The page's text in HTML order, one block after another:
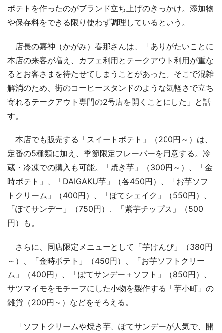
ポテトを作ったのがブランド立ち上げのきっかけ。添加物
や保存料をできる限り使わず調理しているという。
店長の嘉神（かがみ）春那さんは、「ありがたいことに
本店の来客が増え、カフェ利用とテークアウト利用が重な
るとお客さまを待たせてしまうことがあった。そこで混雑
解消のため、街のコーヒースタンドのような気軽さで立ち
寄れるテークアウト専門の2号店を開くことにした」と話
す。
本店でも販売する「スイートポテト」（200円～）は、
定番の5種類に加え、季節限定フレーバーを用意する。冷
蔵・冷凍での購入も可能。「焼き芋」（300円～）、「金
時ポテト」、「DAIGAKU芋」（各450円）、「お芋ソフ
トクリーム」（400円）、「ぽてシェイク」（550円）、
「ぽてサンデー」（750円）、「紫芋チップス」（500
円）も。
さらに、同店限定メニューとして「芋けんぴ」（380円
～）、「金時ポテト」（450円）、「お芋ソフトクリー
ム」（400円）、「ぽてサンデー＋ソフト」（850円）、
サツマイモをモチーフにした小物を製作する「芋小町」の
雑貨（200円～）などをそろえる。
「ソフトクリームや焼き芋、ぽてサンデーが人気で、開